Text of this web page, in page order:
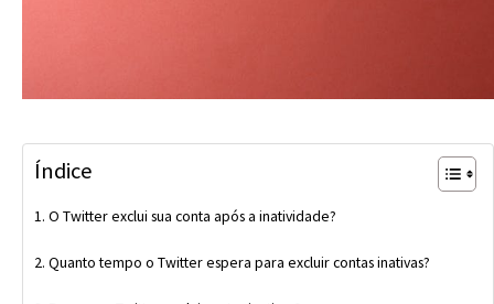
Índice
O Twitter exclui sua conta após a inatividade?
Quanto tempo o Twitter espera para excluir contas inativas?